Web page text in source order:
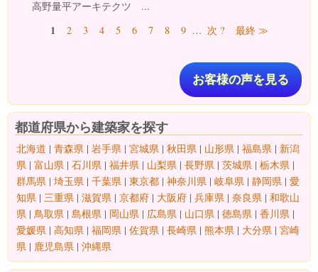
高野量平アーキテクツ ...
ページ1 2 3 4 5 6 7 8 9 … 次 ? 最終 ≫
お客様の声を見る
都道府県から建築家を探す
北海道 | 青森県 | 岩手県 | 宮城県 | 秋田県 | 山形県 | 福島県 | 新潟
県 | 富山県 | 石川県 | 福井県 | 山梨県 | 長野県 | 茨城県 | 栃木県 |
群馬県 | 埼玉県 | 千葉県 | 東京都 | 神奈川県 | 岐阜県 | 静岡県 | 愛
知県 | 三重県 | 滋賀県 | 京都府 | 大阪府 | 兵庫県 | 奈良県 | 和歌山
県 | 鳥取県 | 島根県 | 岡山県 | 広島県 | 山口県 | 徳島県 | 香川県 |
愛媛県 | 高知県 | 福岡県 | 佐賀県 | 長崎県 | 熊本県 | 大分県 | 宮崎
県 | 鹿児島県 | 沖縄県